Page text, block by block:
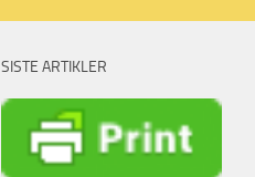
SISTE ARTIKLER